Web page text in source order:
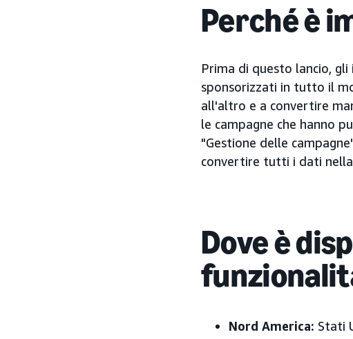
Perché è
Prima di questo lancio, gli
sponsorizzati in tutto il
all'altro e a convertire
le campagne che hanno
"Gestione delle
convertire tutti i dati
Dove è
Nord America: Stati